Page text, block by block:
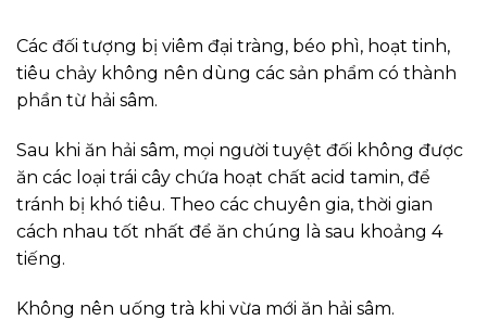
Các đối tượng bị viêm đại tràng, béo phì, hoạt tinh,
tiêu chảy không nên dùng các sản phẩm có thành
phần từ hải sâm.
Sau khi ăn hải sâm, mọi người tuyệt đối không được
ăn các loại trái cây chứa hoạt chất acid tamin, để
tránh bị khó tiêu. Theo các chuyên gia, thời gian
cách nhau tốt nhất để ăn chúng là sau khoảng 4
tiếng.
Không nên uống trà khi vừa mới ăn hải sâm.